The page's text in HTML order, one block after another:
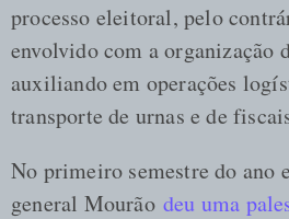
processo eleitoral, pelo
envolvido com a organização
auxiliando em operações
transporte de urnas e de
No primeiro semestre do ano
general Mourão deu uma